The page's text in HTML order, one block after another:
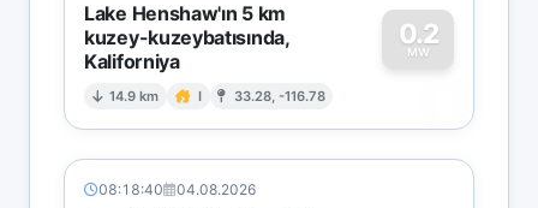
Lake Henshaw'ın 5 km
kuzey-kuzeybatısında,
Kaliforniya
14.9 km I 33.28, -116.78
0.2
MW
0
08:18:40 04.08.2026